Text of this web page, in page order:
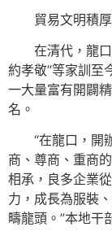
貿易文明積
在清代，龍
約孝敬”等家訓至
一大量富有開闢
名。
“在龍口，開
商、尊商、重商
相承，良多企業
力，成長為服裝
疇龍頭。”本地干